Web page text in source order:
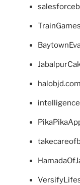
halobjd.com